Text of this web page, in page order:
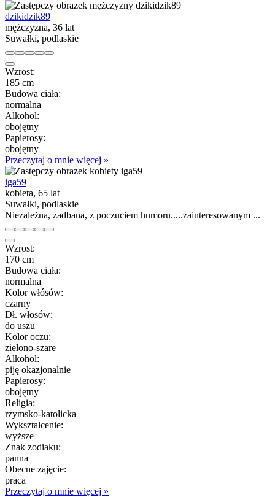
dzikidzik89
mężczyzna, 36 lat
Suwałki, podlaskie
Wzrost:
185 cm
Budowa ciała:
normalna
Alkohol:
obojętny
Papierosy:
obojętny
Przeczytaj o mnie więcej »
iga59
kobieta, 65 lat
Suwałki, podlaskie
Niezależna, zadbana, z poczuciem humoru.....zainteresowanym ...
Wzrost:
170 cm
Budowa ciała:
normalna
Kolor włósów:
czarny
Dł. włosów:
do uszu
Kolor oczu:
zielono-szare
Alkohol:
piję okazjonalnie
Papierosy:
obojętny
Religia:
rzymsko-katolicka
Wykształcenie:
wyższe
Znak zodiaku:
panna
Obecne zajęcie:
praca
Przeczytaj o mnie więcej »